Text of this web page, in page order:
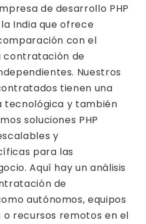
de desarrollo PHP
India que ofrece
con el
contratación de
Nuestros
tienen una
tecnológica y también
soluciones PHP
y
para las
Aquí hay un análisis
de
autónomos, equipos
recursos remotos en el